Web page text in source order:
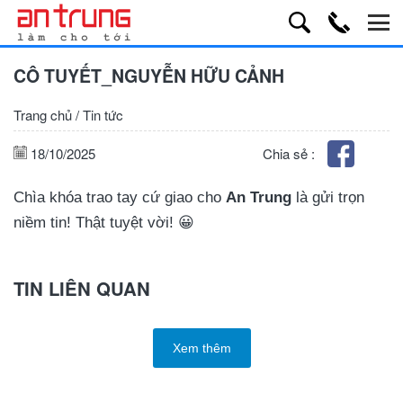
CÔ TUYẾT_NGUYỄN HỮU CẢNH
Trang chủ/Tin tức
Chia sẻ :
18/10/2025
Chìa khóa trao tay cứ giao cho An Trung là gửi trọn
niềm tin! Thật tuyệt vời! 😀
TIN LIÊN QUAN
Xem thêm